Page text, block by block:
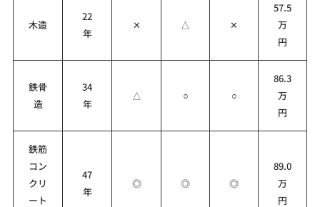
木造
22
年
✕ △ ✕
57.5
万
円
鉄骨
造
34
年
△ ○ ○
86.3
万
円
鉄筋
コン
クリ
ート
47
年
◎ ◎ ◎
89.0
万
円